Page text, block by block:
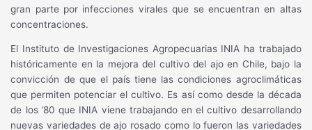
gran parte por infecciones virales que se encuentran en altas
concentraciones.
El Instituto de Investigaciones Agropecuarias INIA ha trabajado
históricamente en la mejora del cultivo del ajo en Chile, bajo la
convicción de que el país tiene las condiciones agroclimáticas
que permiten potenciar el cultivo. Es así como desde la década
de los ’80 que INIA viene trabajando en el cultivo desarrollando
nuevas variedades de ajo rosado como lo fueron las variedades